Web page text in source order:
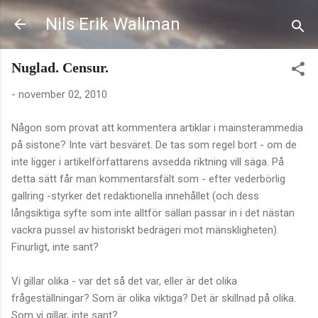
Fortsätt till huvudinnehåll
Nils Erik Wallman
Nuglad. Censur.
- november 02, 2010
Någon som provat att kommentera artiklar i mainsterammedia
på sistone? Inte värt besväret. De tas som regel bort - om de
inte ligger i artikelförfattarens avsedda riktning vill säga. På
detta sätt får man kommentarsfält som - efter vederbörlig
gallring -styrker det redaktionella innehållet (och dess
långsiktiga syfte som inte alltför sällan passar in i det nästan
vackra pussel av historiskt bedrägeri mot mänskligheten).
Finurligt, inte sant?
Vi gillar olika - var det så det var, eller är det olika
frågeställningar? Som är olika viktiga? Det är skillnad på olika.
Som vi gillar, inte sant?